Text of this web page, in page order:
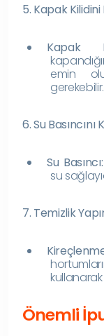
5. Kapak
Kapak
emin
gerekebilir.
6. Su
Su Basıncı:
su
7. Temizlik
Önemli